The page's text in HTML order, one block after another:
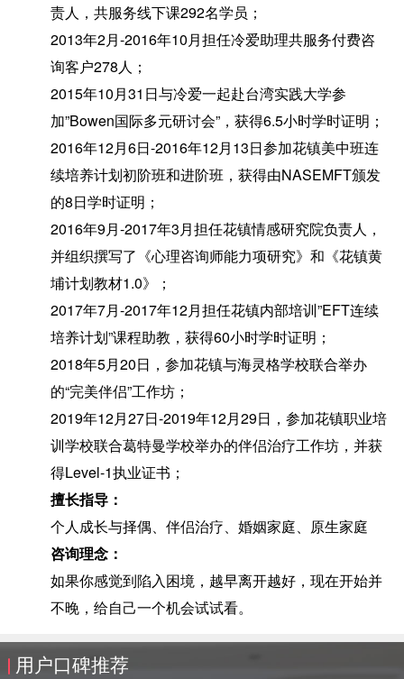
责人，共服务线下课292名学员；
2013年2月-2016年10月担任冷爱助理共服务付费咨
询客户278人；
2015年10月31日与冷爱一起赴台湾实践大学参
加”Bowen国际多元研讨会”，获得6.5小时学时证明；
2016年12月6日-2016年12月13日参加花镇美中班连
续培养计划初阶班和进阶班，获得由NASEMFT颁发
的8日学时证明；
2016年9月-2017年3月担任花镇情感研究院负责人，
并组织撰写了《心理咨询师能力项研究》和《花镇黄
埔计划教材1.0》；
2017年7月-2017年12月担任花镇内部培训”EFT连续
培养计划”课程助教，获得60小时学时证明；
2018年5月20日，参加花镇与海灵格学校联合举办
的“完美伴侣”工作坊；
2019年12月27日-2019年12月29日，参加花镇职业培
训学校联合葛特曼学校举办的伴侣治疗工作坊，并获
得Level-1执业证书；
擅长指导：
个人成长与择偶、伴侣治疗、婚姻家庭、原生家庭
咨询理念：
如果你感觉到陷入困境，越早离开越好，现在开始并
不晚，给自己一个机会试试看。
用户口碑推荐